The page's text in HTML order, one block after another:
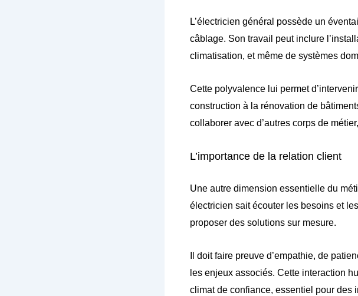
L’électricien général possède un
câblage. Son travail peut inclure
climatisation, et même de systèmes
Cette polyvalence lui permet
construction à la rénovation de
collaborer avec d’autres corps de
L’importance de la relation client
Une autre dimension essentielle du
électricien sait écouter les besoins et
proposer des solutions sur mesure.
Il doit faire preuve d’empathie, de
les enjeux associés. Cette interaction
climat de confiance, essentiel pour des